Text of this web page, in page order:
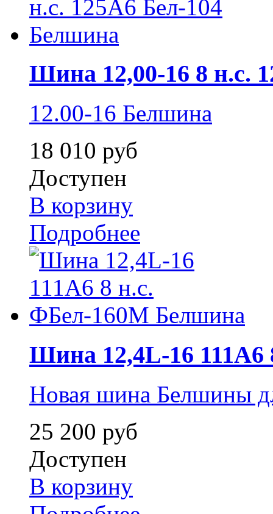
Шина 12,00-16 8 н.с.
12.00-16 Белшина
18 010 руб
Доступен
В корзину
Подробнее
Шина 12,4L-16 111А6
Новая шина Белшины
25 200 руб
Доступен
В корзину